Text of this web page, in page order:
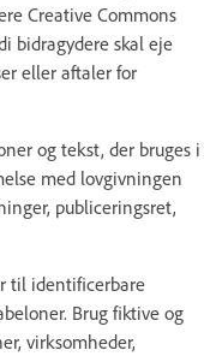
Creative Commons
bidragydere skal eje
eller aftaler for
og tekst, der bruges i
med lovgivningen
publiceringsret,
til identificerbare
Brug fiktive og
virksomheder,